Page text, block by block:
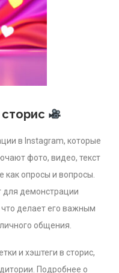
в Instagram, которые
фото, видео, текст
как опросы и вопросы.
для демонстрации
делает его важным
общения.
и хэштеги в сторис,
Подробнее о